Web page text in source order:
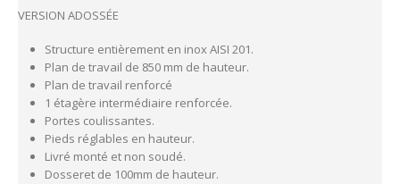
VERSION ADOSSÉE
Structure entièrement en inox AISI 201.
Plan de travail de 850 mm de hauteur.
Plan de travail renforcé
1 étagère intermédiaire renforcée.
Portes coulissantes.
Pieds réglables en hauteur.
Livré monté et non soudé.
Dosseret de 100mm de hauteur.